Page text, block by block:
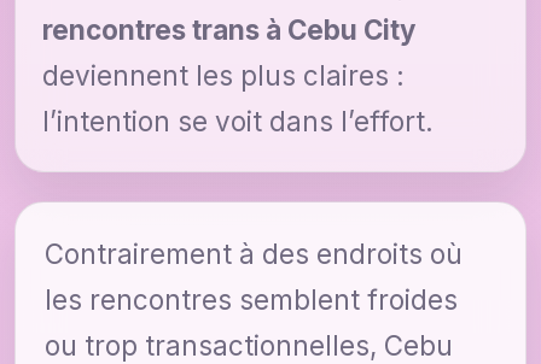
rencontres trans à Cebu City
deviennent les plus claires :
l’intention se voit dans l’effort.
Contrairement à des endroits où
les rencontres semblent froides
ou trop transactionnelles, Cebu